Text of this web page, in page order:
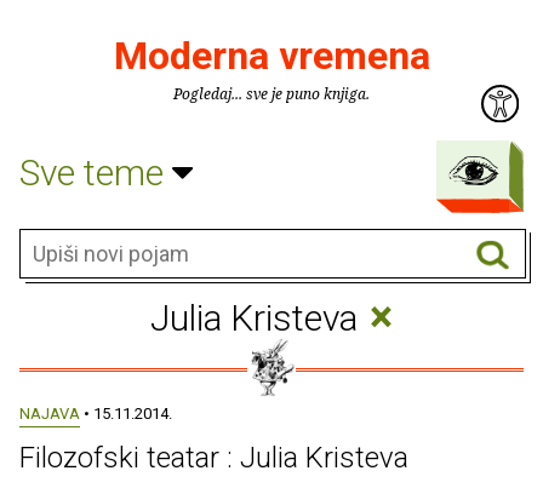
Moderna vremena
Pogledaj... sve je puno knjiga.
Sve teme
Julia Kristeva ×
NAJAVA • 15.11.2014.
Filozofski teatar : Julia Kristeva